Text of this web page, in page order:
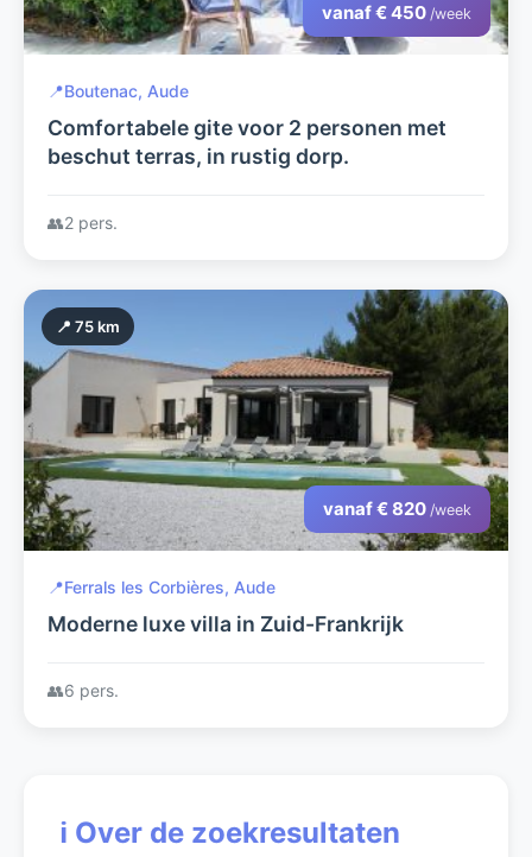
vanaf € 450 /week
📍Boutenac, Aude
Comfortabele gite voor 2 personen met
beschut terras, in rustig dorp.
👥2 pers.
📍 75 km
vanaf € 820 /week
📍Ferrals les Corbières, Aude
Moderne luxe villa in Zuid-Frankrijk
👥6 pers.
ℹ️ Over de zoekresultaten